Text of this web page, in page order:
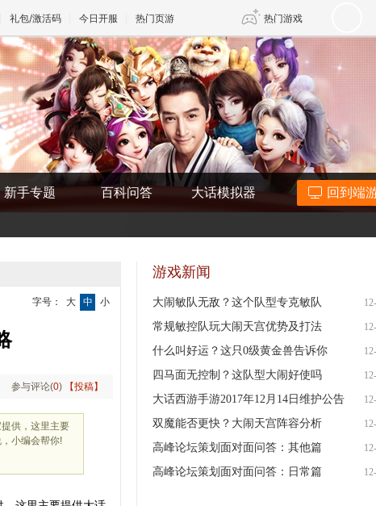
礼包/激活码 今日开服 热门页游 热门游戏
魔兽 DNF 传奇4
天堂 剑网3旗舰版 新天龙八部
王权与自由 诛仙世界 新仙侠5
新手专题 百科问答 大话模拟器 回到端
字号： 大 中 小
参与评论(0) 【投稿】
供，这里主要
小编会帮你!
游戏新闻
大闹敏队无敌？这个队型专克敏队
常规敏控队玩大闹天宫优势及打法
什么叫好运？这只0级黄金兽告诉你
四马面无控制？这队型大闹好使吗
大话西游手游2017年12月14日维护公告
双魔能否更快？大闹天宫阵容分析
高峰论坛策划面对面问答：其他篇
高峰论坛策划面对面问答：日常篇